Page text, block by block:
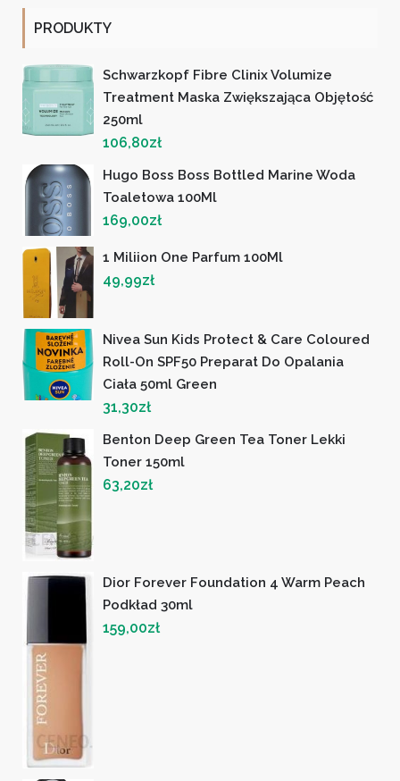
PRODUKTY
Schwarzkopf Fibre Clinix Volumize
Treatment Maska Zwiększająca Objętość
250ml
106,80zł
Hugo Boss Boss Bottled Marine Woda
Toaletowa 100Ml
169,00zł
1 Miliion One Parfum 100Ml
49,99zł
Nivea Sun Kids Protect & Care Coloured
Roll-On SPF50 Preparat Do Opalania
Ciała 50ml Green
31,30zł
Benton Deep Green Tea Toner Lekki
Toner 150ml
63,20zł
Dior Forever Foundation 4 Warm Peach
Podkład 30ml
159,00zł